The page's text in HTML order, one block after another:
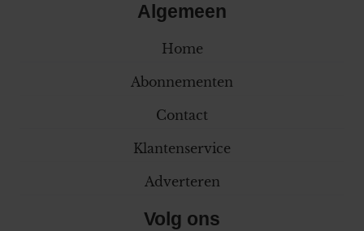
Algemeen
Home
Abonnementen
Contact
Klantenservice
Adverteren
Volg ons